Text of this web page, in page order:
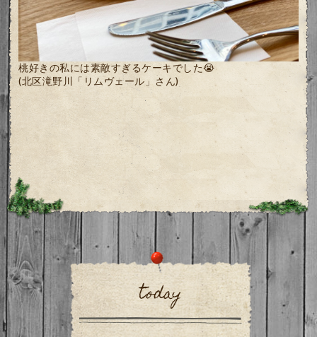
桃好きの私には素敵すぎるケーキでした😭
(北区滝野川「リムヴェール」さん)
today